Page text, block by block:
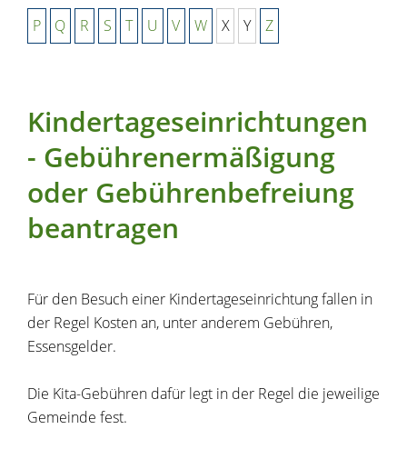
P Q R S T U V W X Y Z
Kindertageseinrichtungen
- Gebührenermäßigung
oder Gebührenbefreiung
beantragen
Für den Besuch einer Kindertageseinrichtung fallen in
der Regel Kosten an, unter anderem Gebühren,
Essensgelder.
Die Kita-Gebühren dafür legt in der Regel die jeweilige
Gemeinde fest.